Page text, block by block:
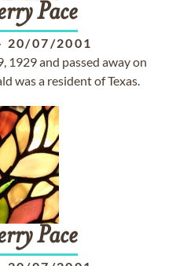
Pace
20/07/2001
1929 and passed away on
was a resident of Texas.
Pace